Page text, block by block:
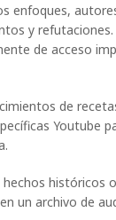
enfoques,
y
de acceso
de
Youtube
hechos históricos
un archivo de